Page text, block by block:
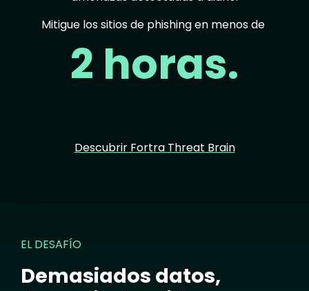
Mitigue los sitios de phishing en menos de
2 horas.
Descubrir Fortra Threat Brain
EL DESAFÍO
Demasiados datos,